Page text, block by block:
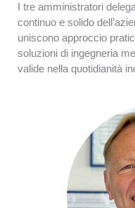
I tre amministratori
continuo e solido
uniscono approccio
soluzioni di ingegneria
valide nella quotidianità